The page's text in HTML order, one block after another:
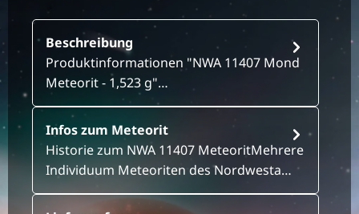
Beschreibung
Produktinformationen "NWA 11407 Mond
Meteorit - 1,523 g"…
Infos zum Meteorit
Historie zum NWA 11407 MeteoritMehrere
Individuum Meteoriten des Nordwesta…